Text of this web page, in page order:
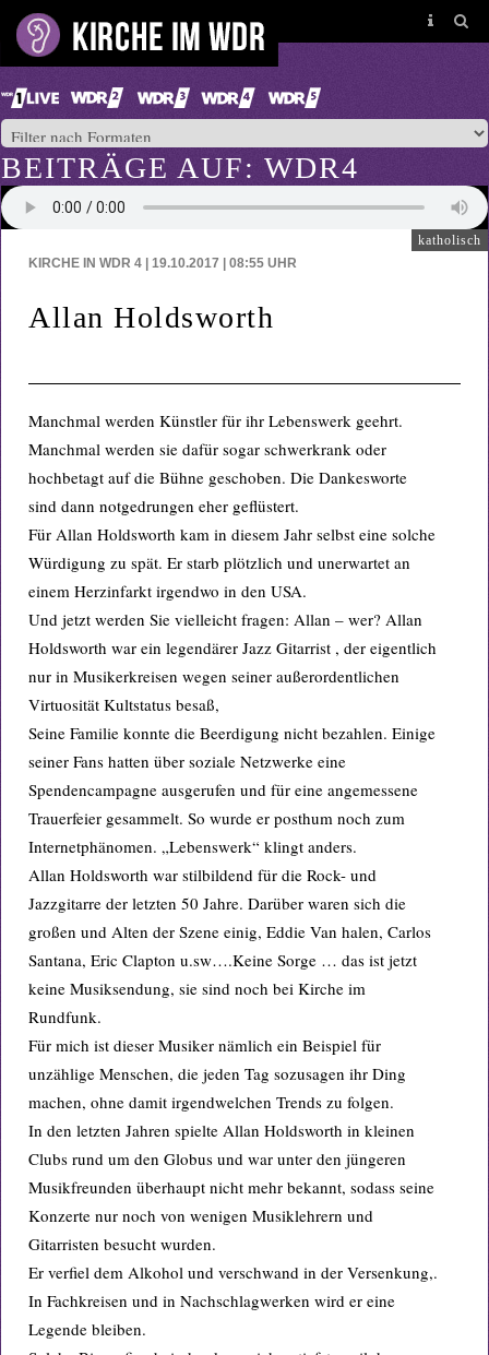
BEITRÄGE AUF: WDR4
katholisch
KIRCHE IN WDR 4 | 19.10.2017 | 08:55 UHR
Allan Holdsworth
Manchmal werden Künstler für ihr Lebenswerk geehrt.
Manchmal werden sie dafür sogar schwerkrank oder
hochbetagt auf die Bühne geschoben. Die Dankesworte
sind dann notgedrungen eher geflüstert.
Für Allan Holdsworth kam in diesem Jahr selbst eine solche
Würdigung zu spät. Er starb plötzlich und unerwartet an
einem Herzinfarkt irgendwo in den USA.
Und jetzt werden Sie vielleicht fragen: Allan – wer? Allan
Holdsworth war ein legendärer Jazz Gitarrist , der eigentlich
nur in Musikerkreisen wegen seiner außerordentlichen
Virtuosität Kultstatus besaß,
Seine Familie konnte die Beerdigung nicht bezahlen. Einige
seiner Fans hatten über soziale Netzwerke eine
Spendencampagne ausgerufen und für eine angemessene
Trauerfeier gesammelt. So wurde er posthum noch zum
Internetphänomen. „Lebenswerk“ klingt anders.
Allan Holdsworth war stilbildend für die Rock- und
Jazzgitarre der letzten 50 Jahre. Darüber waren sich die
großen und Alten der Szene einig, Eddie Van halen, Carlos
Santana, Eric Clapton u.sw….Keine Sorge … das ist jetzt
keine Musiksendung, sie sind noch bei Kirche im
Rundfunk.
Für mich ist dieser Musiker nämlich ein Beispiel für
unzählige Menschen, die jeden Tag sozusagen ihr Ding
machen, ohne damit irgendwelchen Trends zu folgen.
In den letzten Jahren spielte Allan Holdsworth in kleinen
Clubs rund um den Globus und war unter den jüngeren
Musikfreunden überhaupt nicht mehr bekannt, sodass seine
Konzerte nur noch von wenigen Musiklehrern und
Gitarristen besucht wurden.
Er verfiel dem Alkohol und verschwand in der Versenkung,.
In Fachkreisen und in Nachschlagwerken wird er eine
Legende bleiben.